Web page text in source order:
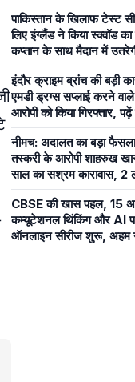
पाकिस्तान के खिलाफ टेस्ट
लिए इंग्लैंड ने किया स्क्वॉड
कप्तान के साथ मैदान में
इंदौर क्राइम ब्रांच की बड़ी
एमडी ड्रग्स सप्लाई करने
आरोपी को किया गिरफ्तार,
नीमच: अदालत का बड़ा
तस्करी के आरोपी शाहरुख
साल का सश्रम कारावास, 2
जुर्माना भी
CBSE की खास पहल, 15
कम्यूटेशनल थिंकिंग और AI
ऑनलाइन सीरीज शुरू, अहम